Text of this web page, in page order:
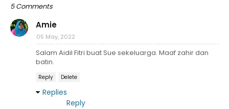
5 Comments
Amie
05 May, 2022
Salam Aidil Fitri buat Sue sekeluarga. Maaf zahir dan
batin.
Reply Delete
Replies
Reply